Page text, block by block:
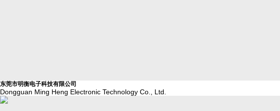
东莞市明衡电子科技有限公司
Dongguan Ming Heng Electronic Technology Co., Ltd.